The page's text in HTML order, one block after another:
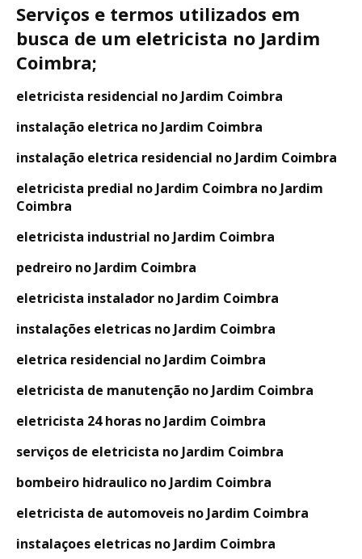
Serviços e termos utilizados em
busca de um eletricista no Jardim
Coimbra;
eletricista residencial no Jardim Coimbra
instalação eletrica no Jardim Coimbra
instalação eletrica residencial no Jardim Coimbra
eletricista predial no Jardim Coimbra no Jardim
Coimbra
eletricista industrial no Jardim Coimbra
pedreiro no Jardim Coimbra
eletricista instalador no Jardim Coimbra
instalações eletricas no Jardim Coimbra
eletrica residencial no Jardim Coimbra
eletricista de manutenção no Jardim Coimbra
eletricista 24 horas no Jardim Coimbra
serviços de eletricista no Jardim Coimbra
bombeiro hidraulico no Jardim Coimbra
eletricista de automoveis no Jardim Coimbra
instalaçoes eletricas no Jardim Coimbra